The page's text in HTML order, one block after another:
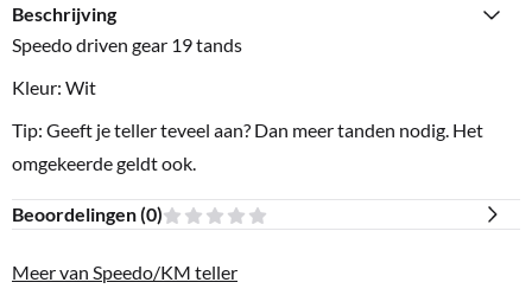
Beschrijving
Speedo driven gear 19 tands
Kleur: Wit
Tip: Geeft je teller teveel aan? Dan meer tanden nodig. Het
omgekeerde geldt ook.
Beoordelingen (0)
Meer van Speedo/KM teller